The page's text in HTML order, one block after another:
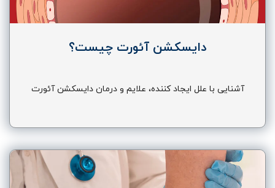
دایسکشن آئورت چیست؟
آشنایی با علل ایجاد کننده، علایم و درمان دایسکشن آئورت